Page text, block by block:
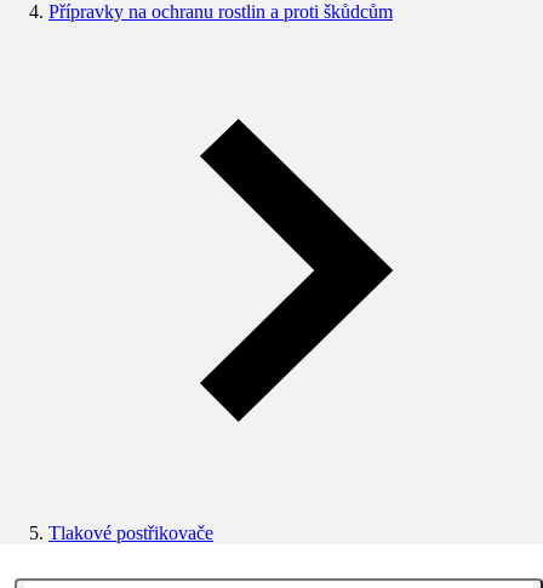
Přípravky na ochranu rostlin a proti škůdcům
Tlakové postřikovače